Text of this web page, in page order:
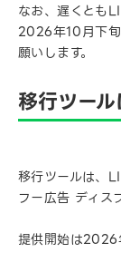
なお、遅くとも
2026年10月下旬
願いします。
移行ツー
移行ツールは、
フー広告 ディス
提供開始は2026